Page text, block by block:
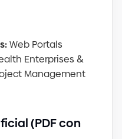
Web Portals
Enterprises &
Management
(PDF con